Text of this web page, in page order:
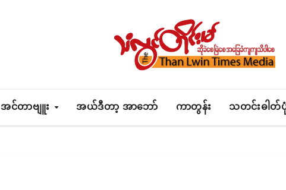
အင်တာဗျူး အယ်ဒီတာ့ အာဘော် ကာတွန်း သတင်းဓါတ်